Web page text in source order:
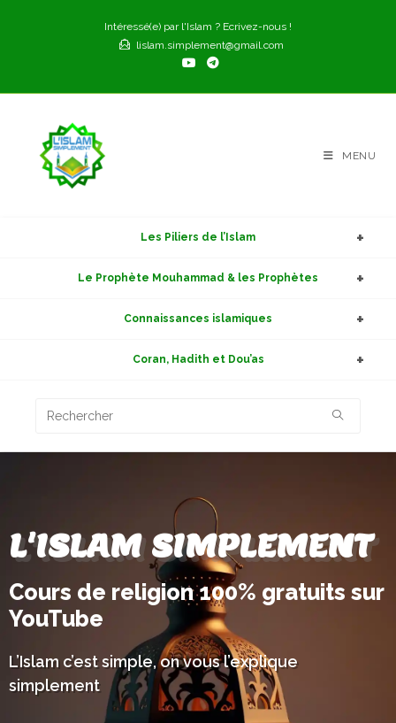
Intéressé(e) par l'Islam ? Ecrivez-nous !
lislam.simplement@gmail.com
MENU
Les Piliers de l’Islam
Le Prophète Mouhammad & les Prophètes
Connaissances islamiques
Coran, Hadith et Dou’as
L'ISLAM SIMPLEMENT
Cours de religion 100% gratuits sur
YouTube
L’Islam c’est simple, on vous l’explique
simplement